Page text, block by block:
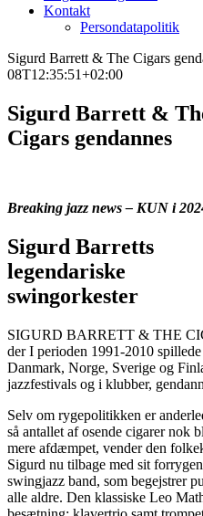
Kontakt
Persondatapolitik
Sigurd Barrett & The Cigars
08T12:35:51+02:00
Sigurd Barrett &
Cigars gendannes
Breaking jazz news – KUN i
Sigurd Barretts
legendariske
swingorkester
SIGURD BARRETT & THE
der I perioden 1991-2010
Danmark, Norge, Sverige og
jazzfestivals og i klubber,
Selv om rygepolitikken er
så antallet af osende cigarer nok
mere afdæmpet, vender den
Sigurd nu tilbage med sit
swingjazz band, som begejstrer
alle aldre. Den klassiske Leo